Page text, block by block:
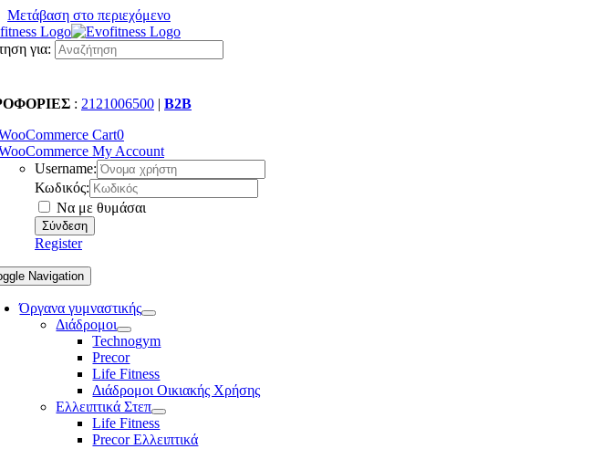
Μετάβαση στο περιεχόμενο
για:
: 2121006500 | B2B
Cart0
My Account
Username:
Κωδικός:
Να με θυμάσαι
Register
Navigation
Όργανα γυμναστικής
Διάδρομοι
Technogym
Precor
Life Fitness
Διάδρομοι Οικιακής Χρήσης
Ελλειπτικά Στεπ
Life Fitness
Precor Ελλειπτικά